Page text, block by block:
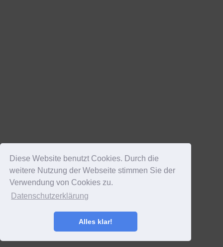
Diese Website benutzt Cookies. Durch die
weitere Nutzung der Webseite stimmen Sie der
Verwendung von Cookies zu.
Datenschutzerklärung
Alles klar!